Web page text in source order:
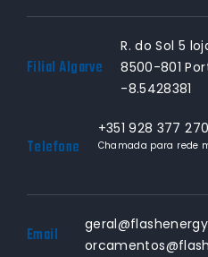
Filial Algarve
R. do Sol 5
8500-801
-8.5428381
Telefone
+351 928 377 270
Chamada para rede
Email